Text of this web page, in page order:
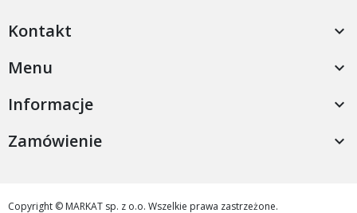
Kontakt 
Menu 
Informacje 
Zamówienie 
Copyright © MARKAT sp. z o.o. Wszelkie prawa zastrzeżone.